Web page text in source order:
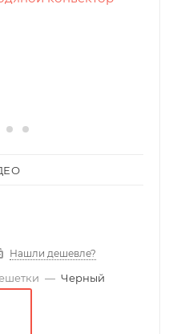
Нашли дешевле?
— Черный